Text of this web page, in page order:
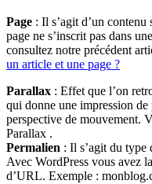
Page : Il s’agit d’un
page ne s’inscrit pas dans
consultez notre précédent
un article et une page ?
Parallax : Effet que l’on
qui donne une impression
perspective de mouvement.
Parallax .
Permalien : Il s’agit du type
Avec WordPress vous avez
d’URL. Exemple :